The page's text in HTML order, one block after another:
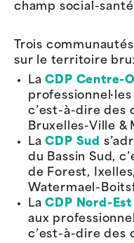
champ social-
Trois
sur le territoire
LaCDP Centre-
c’est-à-dire des
Bruxelles-Ville &
LaCDP Sud
du Bassin Sud,
de Forest,
Watermael-
LaCDP Nord-
aux
c’est-à-dire des